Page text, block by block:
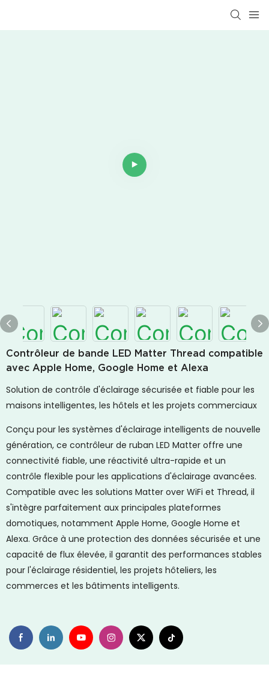
Contrôleur de bande LED Matter Thread compatible
avec Apple Home, Google Home et Alexa
Solution de contrôle d'éclairage sécurisée et fiable pour les
maisons intelligentes, les hôtels et les projets commerciaux
Conçu pour les systèmes d'éclairage intelligents de nouvelle
génération, ce contrôleur de ruban LED Matter offre une
connectivité fiable, une réactivité ultra-rapide et un
contrôle flexible pour les applications d'éclairage avancées.
Compatible avec les solutions Matter over WiFi et Thread, il
s'intègre parfaitement aux principales plateformes
domotiques, notamment Apple Home, Google Home et
Alexa. Grâce à une protection des données sécurisée et une
capacité de flux élevée, il garantit des performances stables
pour l'éclairage résidentiel, les projets hôteliers, les
commerces et les bâtiments intelligents.